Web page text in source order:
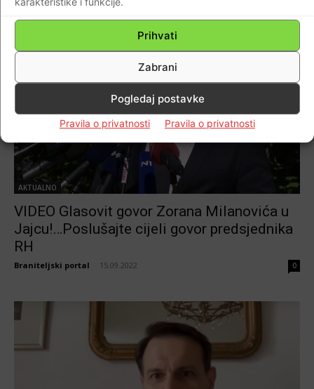
Prihvati
Zabrani
Pogledaj postavke
Pravila o privatnosti Pravila o privatnosti
AKTUALNO
VIDEO Glasovit govor Zorana Milanovića u
Jajcu!…Poslušajte cijeli govor predsjednika
RH
Braniteljski portal 15.09.2022 0